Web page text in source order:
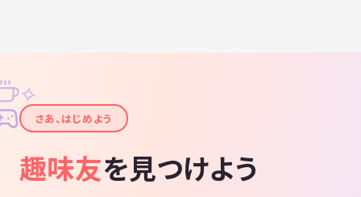
✦
✧
さあ、はじめよう
趣味友を見つけよう